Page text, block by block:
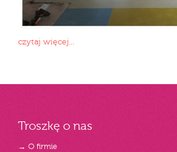
czytaj więcej...
Troszkę o nas
→ O firmie